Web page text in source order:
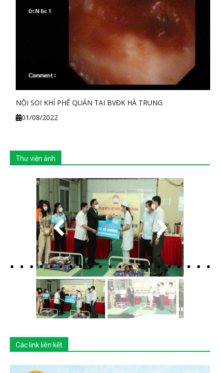
NỘI SOI KHÍ PHẾ QUẢN TẠI BVĐK HÀ TRUNG
01/08/2022
Thư viện ảnh
Các link liên kết